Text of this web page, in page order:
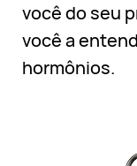
você do seu
você a
hormônios.